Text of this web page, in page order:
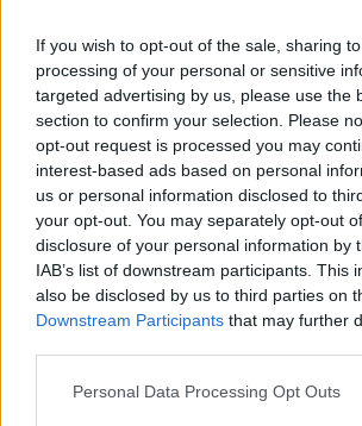
If you wish to opt-out of the sale, sharing
processing of your personal or sensitive
targeted advertising by us, please use the
section to confirm your selection. Please
opt-out request is processed you may
interest-based ads based on personal
us or personal information disclosed to
your opt-out. You may separately opt-out
disclosure of your personal information by
IAB’s list of downstream participants. This
also be disclosed by us to third parties on
Downstream Participants that may further
Personal Data Processing Opt Outs
5calzinipuzzolenti livello 13
17 Marzo- 3.094 visualizzazioni
Stasera frittata di carletti